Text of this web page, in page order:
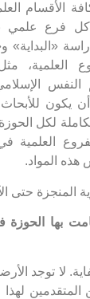
الأقسام
فرع علمي
«البداية»
العلمية،
النفس
يكون
لكل
العلمية
هذه المواد.
المنجزة حتى
بها الحوزة
لا توجد
المتقدمين لهذا